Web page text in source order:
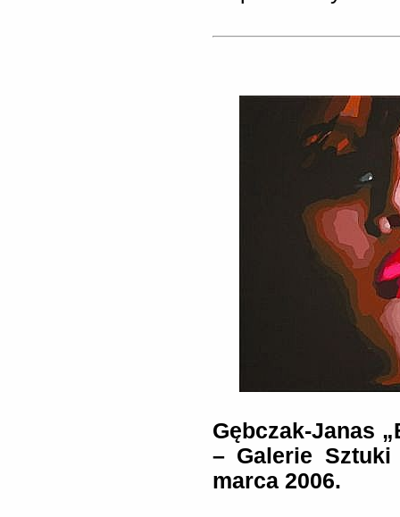
Gębczak-Janas
– Galerie Sztuki
marca 2006.